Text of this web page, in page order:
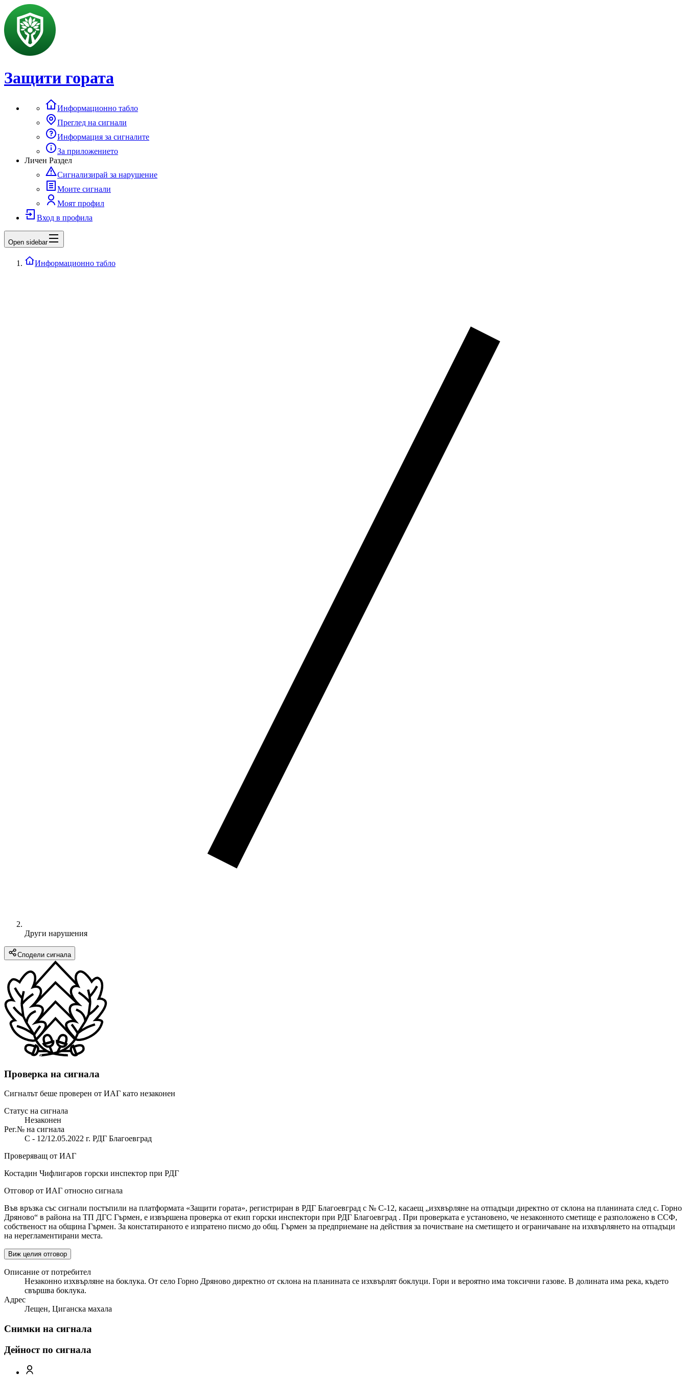
Защити гората
Информационно табло
Преглед на сигнали
Информация за сигналите
За приложението
Личен Раздел
Сигнализирай за нарушение
Моите сигнали
Моят профил
Вход в профила
Open sidebar
Информационно табло
Други нарушения
Сподели сигнала
Проверка на сигнала
Сигналът беше проверен от ИАГ като незаконен
Статус на сигнала
Незаконен
Рег.№ на сигнала
С - 12/12.05.2022 г. РДГ Благоевград
Проверяващ от ИАГ
Костадин Чифлигаров горски инспектор при РДГ
Отговор от ИАГ относно сигнала
Във връзка със сигнали постъпили на платформата «Защити гората», регистриран в РДГ Благоевград с № С-12, касаещ „изхвърляне на отпадъци директно от склона на планината след с. Горно
Дряново“ в района на ТП ДГС Гърмен, е извършена проверка от екип горски инспектори при РДГ Благоевград . При проверката е установено, че незаконното сметище е разположено в ССФ,
собственост на община Гърмен. За констатираното е изпратено писмо до общ. Гърмен за предприемане на действия за почистване на сметището и ограничаване на изхвърлянето на отпадъци
на нерегламентирани места.
Виж целия отговор
Описание от потребител
Незаконно изхвърляне на боклука. От село Горно Дряново директно от склона на планината се изхвърлят боклуци. Гори и вероятно има токсични газове. В долината има река, където
свършва боклука.
Адрес
Лещен, Циганска махала
Снимки на сигнала
Дейност по сигнала